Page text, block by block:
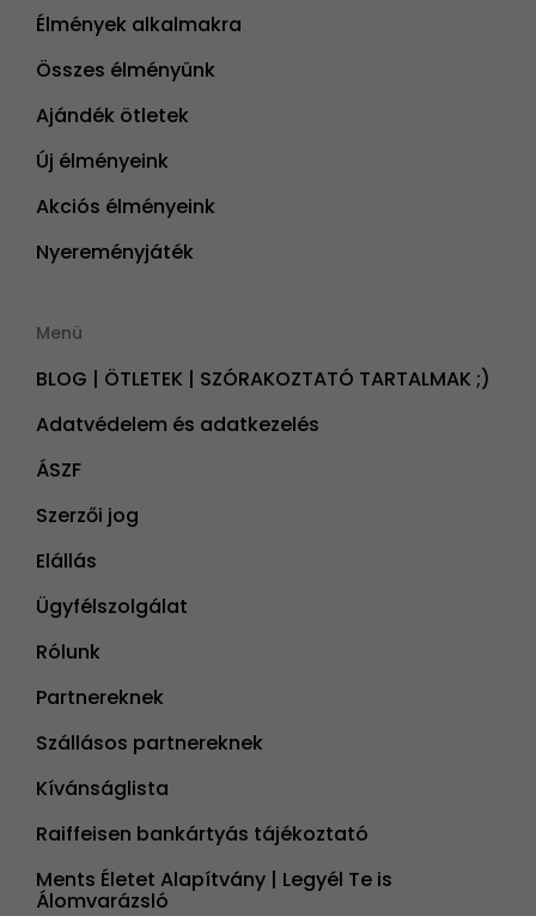
Élmények alkalmakra
Összes élményünk
Ajándék ötletek
Új élményeink
Akciós élményeink
Nyereményjáték
Menü
BLOG | ÖTLETEK | SZÓRAKOZTATÓ TARTALMAK ;)
Adatvédelem és adatkezelés
ÁSZF
Szerzői jog
Elállás
Ügyfélszolgálat
Rólunk
Partnereknek
Szállásos partnereknek
Kívánságlista
Raiffeisen bankártyás tájékoztató
Ments Életet Alapítvány | Legyél Te is
Álomvarázsló